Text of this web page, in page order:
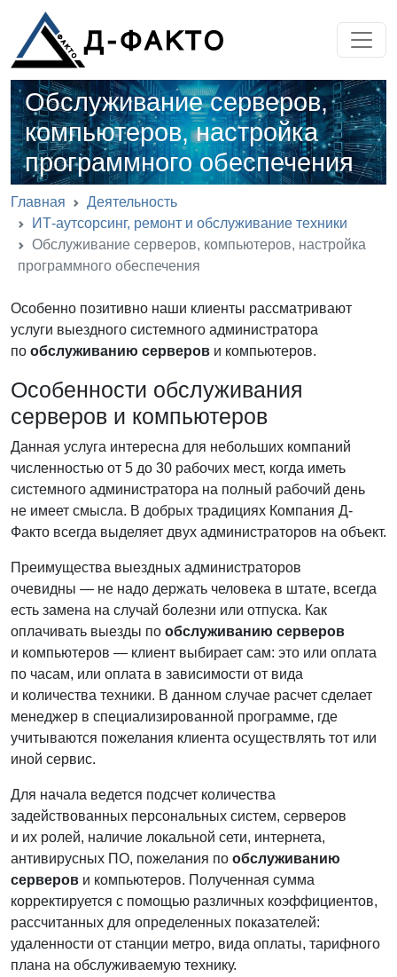
Обслуживание серверов,
компьютеров, настройка
программного обеспечения
Главная
Деятельность
ИТ-аутсорсинг, ремонт и обслуживание техники
Обслуживание серверов, компьютеров, настройка
программного обеспечения
Особенно позитивно наши клиенты рассматривают
услуги выездного системного администратора
по обслуживанию серверов и компьютеров.
Особенности обслуживания
серверов и компьютеров
Данная услуга интересна для небольших компаний
численностью от 5 до 30 рабочих мест, когда иметь
системного администратора на полный рабочий день
не имеет смысла. В добрых традициях Компания Д-
Факто всегда выделяет двух администраторов на объект.
Преимущества выездных администраторов
очевидны — не надо держать человека в штате, всегда
есть замена на случай болезни или отпуска. Как
оплачивать выезды по обслуживанию серверов
и компьютеров — клиент выбирает сам: это или оплата
по часам, или оплата в зависимости от вида
и количества техники. В данном случае расчет сделает
менеджер в специализированной программе, где
учитываются пожелания клиента осуществлять тот или
иной сервис.
Для начала ведется подсчет количества
задействованных персональных систем, серверов
и их ролей, наличие локальной сети, интернета,
антивирусных ПО, пожелания по обслуживанию
серверов и компьютеров. Полученная сумма
корректируется с помощью различных коэффициентов,
рассчитанных для определенных показателей:
удаленности от станции метро, вида оплаты, тарифного
плана на обслуживаемую технику.